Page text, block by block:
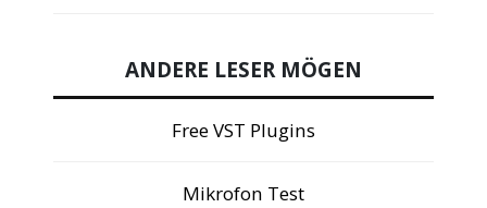
ANDERE LESER MÖGEN
Free VST Plugins
Mikrofon Test